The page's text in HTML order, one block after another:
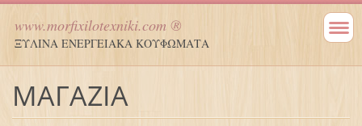
www.morfixilotexniki.com ®
ΞΥΛΙΝΑ ΕΝΕΡΓΕΙΑΚΑ ΚΟΥΦΩΜΑΤΑ
ΜΑΓΑΖΙΑ